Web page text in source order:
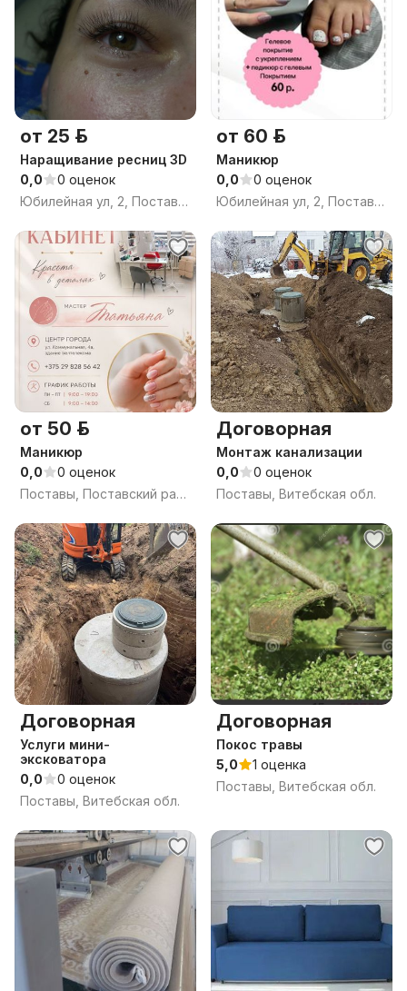
от 25 р.
Наращивание ресниц 3D
0,0
0 оценок
Юбилейная ул, 2, Поставы, Поставский район, Витебская область
от 60 р.
Маникюр
0,0
0 оценок
Юбилейная ул, 2, Поставы, Поставский район, Витебская область
от 50 р.
Маникюр
0,0
0 оценок
Поставы, Поставский район, Витебская область
Договорная
Монтаж канализации
0,0
0 оценок
Поставы, Витебская обл.
Договорная
Услуги мини-
эксковатора
0,0
0 оценок
Поставы, Витебская обл.
Договорная
Покос травы
5,0
1 оценка
Поставы, Витебская обл.